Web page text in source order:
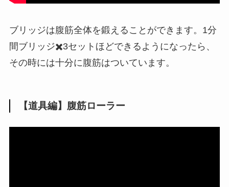
ブリッジは腹筋全体を鍛えることができます。1分
間ブリッジ✖️3セットほどできるようになったら、
その時には十分に腹筋はついています。
【道具編】腹筋ローラー